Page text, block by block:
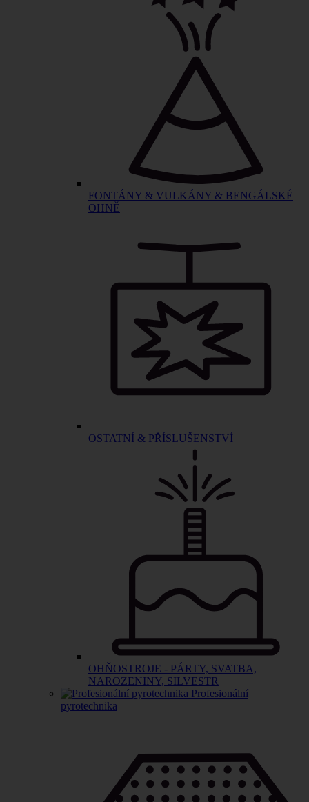
FONTÁNY & VULKÁNY & BENGÁLSKÉ
OHNĚ
OSTATNÍ & PŘÍSLUŠENSTVÍ
OHŇOSTROJE - PÁRTY, SVATBA,
NAROZENINY, SILVESTR
Profesionální
pyrotechnika